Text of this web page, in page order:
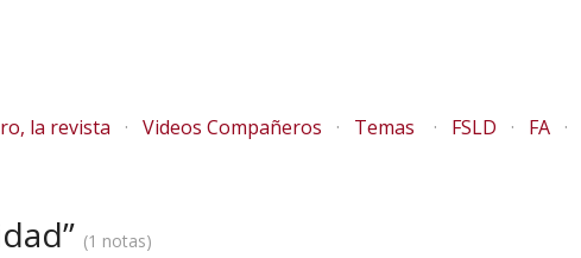
la revista Videos Compañeros Temas FSLD FA
1 notas